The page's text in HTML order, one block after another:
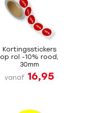
Kortingsstickers
op rol -10% rood,
30mm
vanaf 16,95